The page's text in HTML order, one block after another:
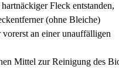
Fleck entstanden,
(ohne Bleiche)
vorerst an einer unauffälligen
Mittel zur Reinigung des